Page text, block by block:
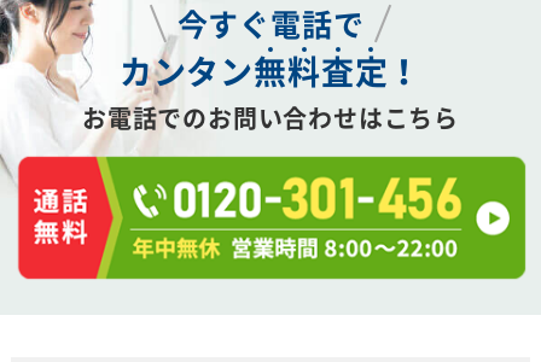
今すぐ電話で
カンタン無料査定 ！
お電話でのお問い合わせはこちら